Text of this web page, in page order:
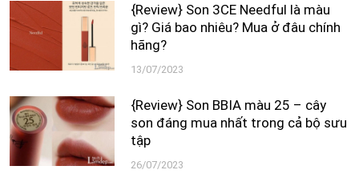
{Review} Son 3CE Needful là màu
gì? Giá bao nhiêu? Mua ở đâu chính
hãng?
13/07/2023
{Review} Son BBIA màu 25 – cây
son đáng mua nhất trong cả bộ sưu
tập
26/07/2023